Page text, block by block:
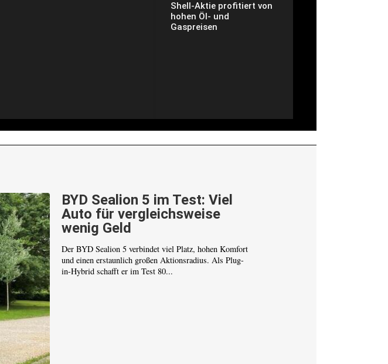
Shell-Aktie profitiert von
hohen Öl- und
Gaspreisen
BYD Sealion 5 im Test: Viel
Auto für vergleichsweise
wenig Geld
Der BYD Sealion 5 verbindet viel Platz, hohen Komfort
und einen erstaunlich großen Aktionsradius. Als Plug-
in-Hybrid schafft er im Test 80...